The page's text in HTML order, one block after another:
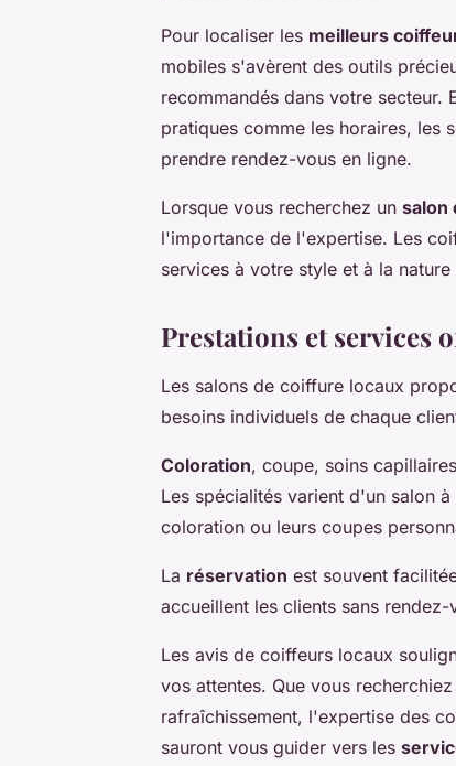
Pour localiser les meilleurs
mobiles s'avèrent des outils
recommandés dans votre
pratiques comme les horaires, les
prendre rendez-vous en ligne.
Lorsque vous recherchez un salon
l'importance de l'expertise. Les
services à votre style et à la
Prestations et services
Les salons de coiffure locaux
besoins individuels de chaque
Coloration, coupe, soins
Les spécialités varient d'un salon
coloration ou leurs coupes
La réservation est souvent
accueillent les clients sans
Les avis de coiffeurs locaux
vos attentes. Que vous
rafraîchissement, l'expertise des
sauront vous guider vers les